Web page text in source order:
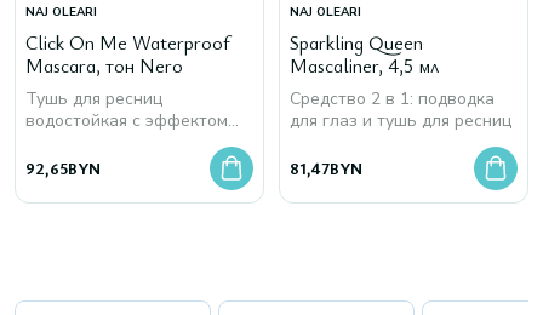
NAJ OLEARI
Click On Me Waterproof
Mascara, тон Nero
Тушь для ресниц
водостойкая с эффектом
92,65BYN
NAJ OLEARI
Sparkling Queen
Mascaliner, 4,5 мл
Средство 2 в 1: подводка
для глаз и тушь для ресниц
81,47BYN